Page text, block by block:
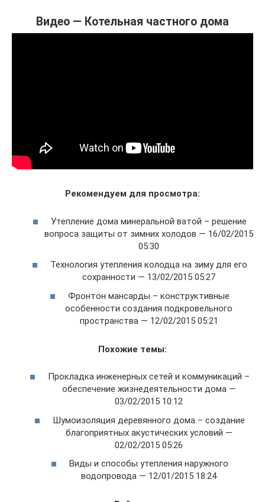
Видео — Котельная частного дома
Рекомендуем для просмотра:
Утепление дома минеральной ватой – решение
вопроса защиты от зимних холодов — 16/02/2015
05:30
Технология утепления колодца на зиму для его
сохранности — 13/02/2015 05:27
Фронтон мансарды – конструктивные
особенности создания подкровельного
пространства — 12/02/2015 05:21
Похожие темы:
Прокладка инженерных сетей и коммуникаций –
обеспечение жизнедеятельности дома —
03/02/2015 10:12
Шумоизоляция деревянного дома – создание
благоприятных акустических условий —
02/02/2015 05:26
Виды и способы утепления наружного
водопровода — 12/01/2015 18:24